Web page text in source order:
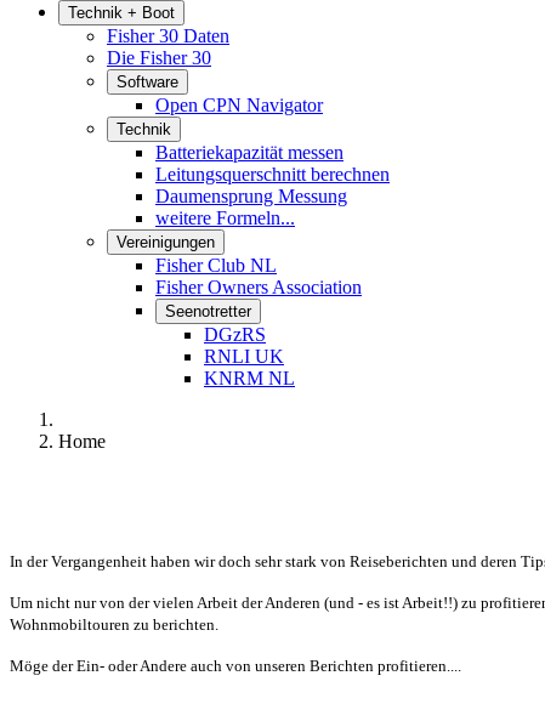
Technik + Boot
Fisher 30 Daten
Die Fisher 30
Software
Open CPN Navigator
Technik
Batteriekapazität messen
Leitungsquerschnitt berechnen
Daumensprung Messung
weitere Formeln...
Vereinigungen
Fisher Club NL
Fisher Owners Association
Seenotretter
DGzRS
RNLI UK
KNRM NL
Home
In der Vergangenheit haben wir doch sehr stark von Reiseberichten und deren
Um nicht nur von der vielen Arbeit der Anderen (und - es ist Arbeit!!) zu
Wohnmobiltouren zu berichten.
Möge der Ein- oder Andere auch von unseren Berichten profitieren....